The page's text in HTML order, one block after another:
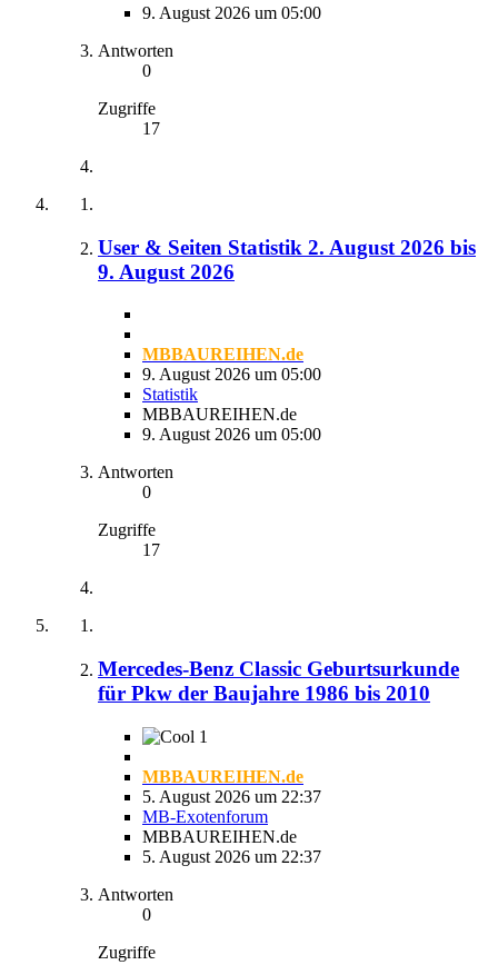
9. August 2026 um 05:00
Antworten
0
Zugriffe
17
User & Seiten Statistik 2. August 2026 bis
9. August 2026
MBBAUREIHEN.de
9. August 2026 um 05:00
Statistik
MBBAUREIHEN.de
9. August 2026 um 05:00
Antworten
0
Zugriffe
17
Mercedes-Benz Classic Geburtsurkunde
für Pkw der Baujahre 1986 bis 2010
1
MBBAUREIHEN.de
5. August 2026 um 22:37
MB-Exotenforum
MBBAUREIHEN.de
5. August 2026 um 22:37
Antworten
0
Zugriffe